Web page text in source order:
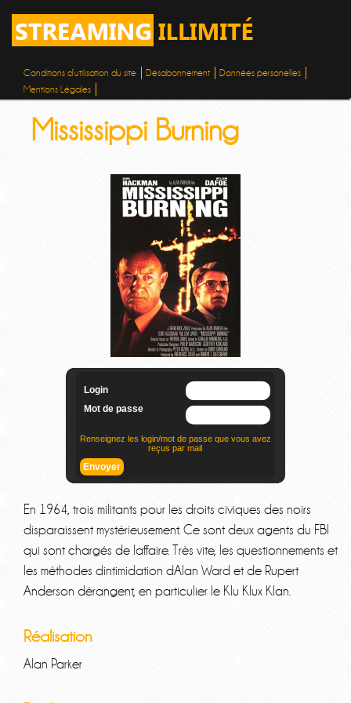
Conditions d’utilisation du site Désabonnement
Données personelles
Mentions Légales
Mississippi Burning
En 1964, trois militants pour les droits civiques des noirs
disparaissent mystérieusement. Ce sont deux agents du FBI
qui sont chargés de laffaire. Très vite, les questionnements et
les méthodes dintimidation dAlan Ward et de Rupert
Anderson dérangent, en particulier le Klu Klux Klan.
Réalisation
Alan Parker